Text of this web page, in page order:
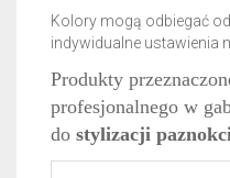
Kolory mogą odbiegać
indywidualne ustawienia
Produkty
profesjonalnego w
do stylizacji